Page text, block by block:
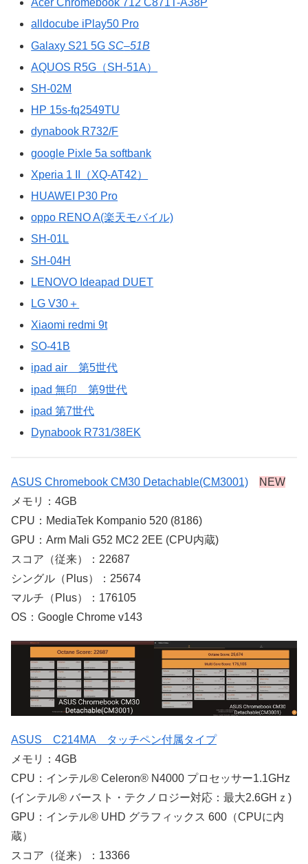
Acer Chromebook 712 C871T-A38P
alldocube iPlay50 Pro
Galaxy S21 5GSC–51B
AQUOS R5G（SH-51A）
SH-02M
HP 15s-fq2549TU
dynabook R732/F
google Pixle 5a softbank
Xperia 1 II（XQ-AT42）
HUAWEI P30 Pro
oppo RENO A(楽天モバイル)
SH-01L
SH-04H
LENOVO Ideapad DUET
LG V30＋
Xiaomi redmi 9t
SO-41B
ipad air 第5世代
ipad 無印 第9世代
ipad 第7世代
Dynabook R731/38EK
ASUS Chromebook CM30 Detachable(CM3001)
NEW
メモリ：4GB
CPU：MediaTek Kompanio 520 (8186)
GPU：Arm Mali G52 MC2 2EE (CPU内蔵)
スコア（従来）：22687
シングル（Plus）：25674
マルチ（Plus）：176105
OS：Google Chrome v143
ASUS C214MA タッチペン付属タイプ
メモリ：4GB
CPU：インテル® Celeron® N4000 プロセッサー1.1GHz
(インテル® バースト・テクノロジー対応：最大2.6GHｚ)
GPU：インテル® UHD グラフィックス 600（CPUに内
蔵）
スコア（従来）：13366